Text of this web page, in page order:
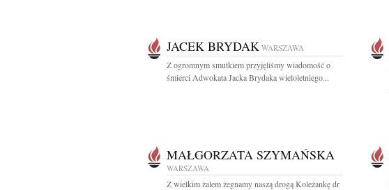
JACEK BRYDAK WARSZAWA
Z ogromnym smutkiem przyjęliśmy wiadomość o
śmierci Adwokata Jacka Brydaka wieloletniego...
MAŁGORZATA SZYMAŃSKA
WARSZAWA
Z wielkim żalem żegnamy naszą drogą Koleżankę dr